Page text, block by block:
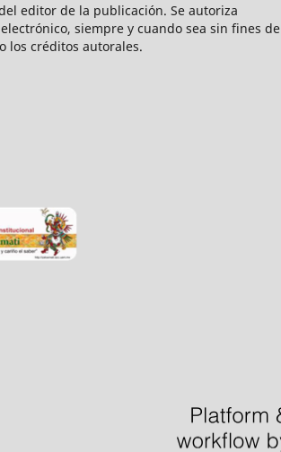
editor de la publicación. Se autoriza
siempre y cuando sea sin fines de
los créditos autorales.